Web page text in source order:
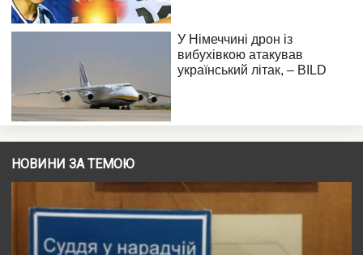
НОВИНИ ЗА ТЕМОЮ